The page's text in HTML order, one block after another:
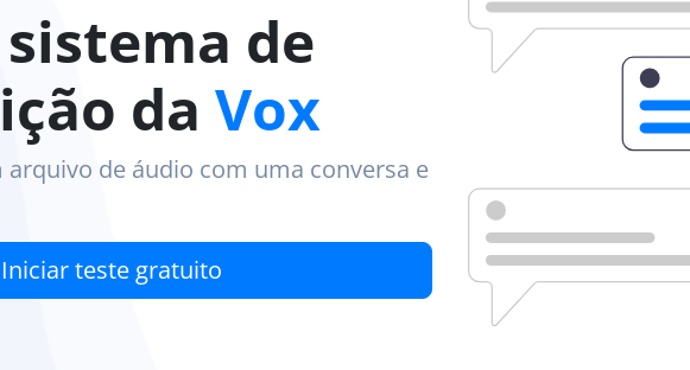
de
da Vox
arquivo de áudio com uma conversa e
Iniciar teste gratuito